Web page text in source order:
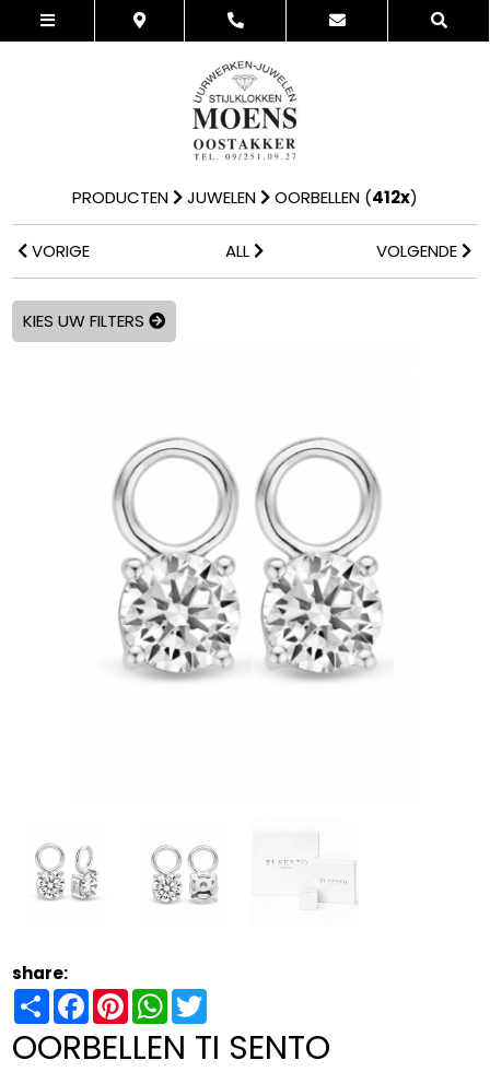
PRODUCTEN JUWELEN OORBELLEN (412x)
VORIGE ALL VOLGENDE
KIES UW FILTERS
share:
ShareFacebookPinterestWhatsApp
OORBELLEN TI SENTO